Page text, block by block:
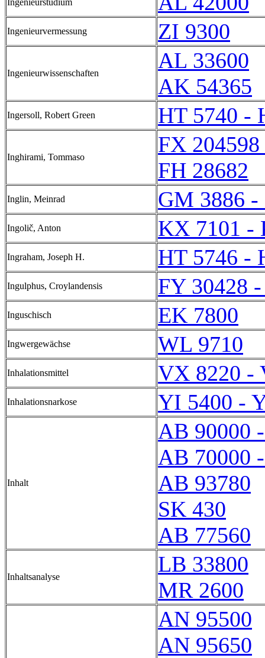
Ingenieurstudium
Ingenieurvermessung ZI 9300
Ingenieurwissenschaften
AL 33600
AK 54365
Ingersoll, Robert Green HT 5740 -
Inghirami, Tommaso
FX
FH 28682
Inglin, Meinrad GM 3886
Ingolič, Anton KX 7101 -
Ingraham, Joseph H. HT 5746 -
Ingulphus, Croylandensis FY 30428
Inguschisch EK 7800
Ingwergewächse WL 9710
Inhalationsmittel VX 8220 -
Inhalationsnarkose YI 5400 -
Inhalt
AB 90000
AB 70000
AB 93780
SK 430
AB 77560
Inhaltsanalyse
LB 33800
MR 2600
AN 95500
AN 95650